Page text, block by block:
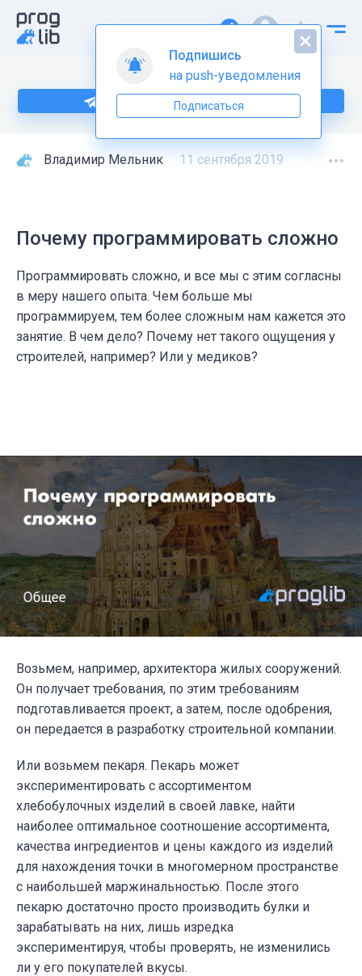
Подпишитесь на нас в Telegram
Владимир Мельник 11 сентября 2019
Почему программировать сложно
Программировать сложно, и все мы с этим согласны
в меру нашего опыта. Чем больше мы
программируем, тем более сложным нам кажется это
занятие. В чем дело? Почему нет такого ощущения у
строителей, например? Или у медиков?
Возьмем, например, архитектора жилых сооружений.
Он получает требования, по этим требованиям
подготавливается проект, а затем, после одобрения,
он передается в разработку строительной компании.
Или возьмем пекаря. Пекарь может
экспериментировать с ассортиментом
хлебобулочных изделий в своей лавке, найти
наиболее оптимальное соотношение ассортимента,
качества ингредиентов и цены каждого из изделий
для нахождения точки в многомерном пространстве
с наибольшей маржинальностью. После этого
пекарю достаточно просто производить булки и
зарабатывать на них, лишь изредка
экспериментируя, чтобы проверять, не изменились
ли у его покупателей вкусы.
Подпишись
на push-уведомления
Подписаться